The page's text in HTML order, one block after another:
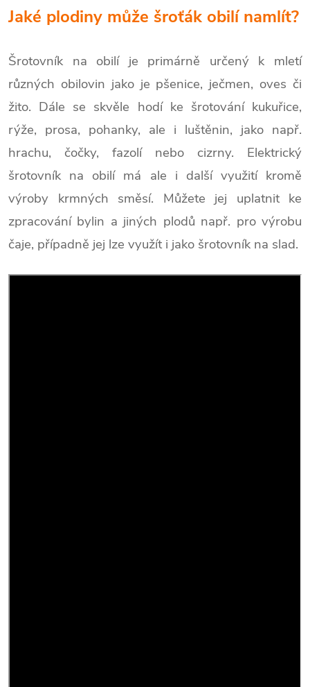
Jaké plodiny může šroťák obilí namlít?
Šrotovník na obilí je primárně určený k mletí
různých obilovin jako je pšenice, ječmen, oves či
žito. Dále se skvěle hodí ke šrotování kukuřice,
rýže, prosa, pohanky, ale i luštěnin, jako např.
hrachu, čočky, fazolí nebo cizrny. Elektrický
šrotovník na obilí má ale i další využití kromě
výroby krmných směsí. Můžete jej uplatnit ke
zpracování bylin a jiných plodů např. pro výrobu
čaje, případně jej lze využít i jako šrotovník na slad.